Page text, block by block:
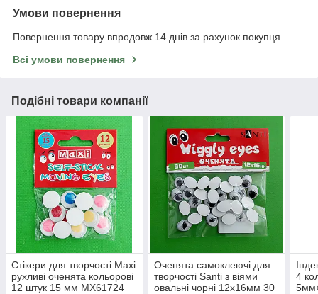
Умови повернення
Повернення товару впродовж 14 днів за рахунок покупця
Всі умови повернення
Подібні товари компанії
Стікери для творчості Maxi
рухливі оченята кольорові
12 штук 15 мм MX61724
Оченята самоклеючі для
творчості Santi з віями
овальні чорні 12х16мм 30
4